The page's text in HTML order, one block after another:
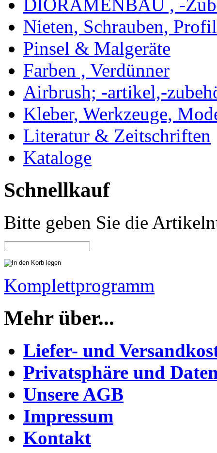
DIORAMENBAU , -
Nieten, Schrauben,
Pinsel & Malgeräte
Farben , Verdünner
Airbrush; -artikel,-
Kleber, Werkzeuge,
Literatur & Zeitschriften
Kataloge
Schnellkauf
Bitte geben Sie die
Komplettprogramm
Mehr über...
Liefer- und
Privatsphäre und
Unsere AGB
Impressum
Kontakt